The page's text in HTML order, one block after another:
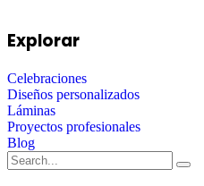
Explorar
Celebraciones
Diseños personalizados
Láminas
Proyectos profesionales
Blog